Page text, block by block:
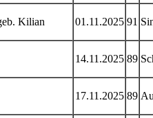
Kilian 01.11.2025 91
14.11.2025 89
17.11.2025 89